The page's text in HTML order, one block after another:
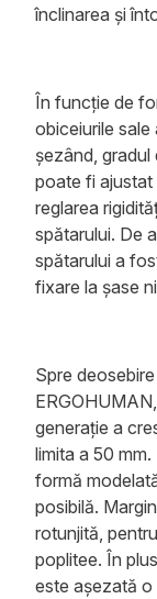
înclinarea și
În funcție de
obiceiurile
șezând, gradul
poate fi
reglarea
spătarului. De
spătarului a
fixare la șase
Spre
generație a
limita a 50
formă
posibilă.
rotunjită,
poplitee. În
este așezată